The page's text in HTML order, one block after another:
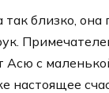
близко, она
Асю с
настоящее